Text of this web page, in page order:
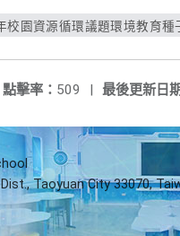
校園資源循環議題環境教育
最後更新日
點擊率： 509 |
Taoyuan City 33070,